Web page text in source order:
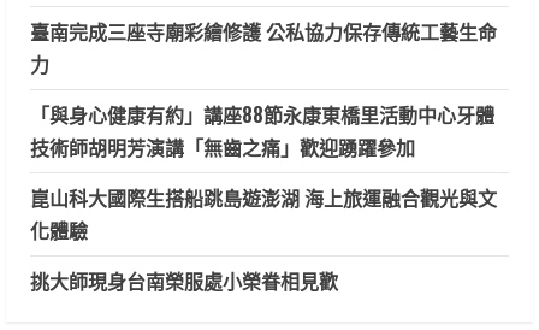
臺南完成三座寺廟彩繪修護 公私協力保存傳統工藝生命
力
「與身心健康有約」講座88節永康東橋里活動中心牙體
技術師胡明芳演講「無齒之痛」歡迎踴躍參加
崑山科大國際生搭船跳島遊澎湖 海上旅運融合觀光與文
化體驗
挑大師現身台南榮服處小榮眷相見歡